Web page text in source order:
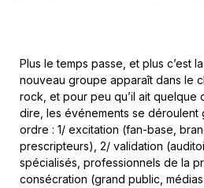
Plus le temps passe, et plus c’est
nouveau groupe apparaît dans le
rock, et pour peu qu’il ait quelque
dire, les événements se déroulent
ordre : 1/ excitation (fan-base,
prescripteurs), 2/ validation
spécialisés, professionnels de la
consécration (grand public,